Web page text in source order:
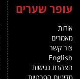
עופר שערים
אודות
מאמרים
צור קשר
English
הצהרת נגישות